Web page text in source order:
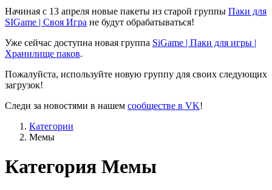
Начиная с 13 апреля новые пакеты из старой группы Паки для
SIGame | Своя Игра не будут обрабатываться!
Уже сейчас доступна новая группа SiGame | Паки для игры |
Хранилище паков.
Пожалуйста, используйте новую группу для своих следующих
загрузок!
Следи за новостями в нашем сообществе в VK!
Категории
Мемы
Категория Мемы